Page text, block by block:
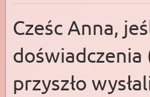
Cześc Anna,
doświadczenia
przyszło